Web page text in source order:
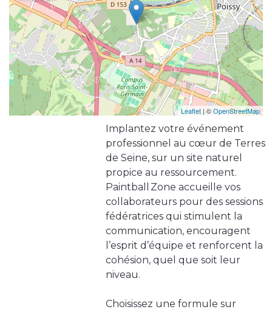
Leaflet| ©OpenStreetMap
Implantez votre événement
professionnel au cœur de Terres
de Seine, sur un site naturel
propice au ressourcement.
Paintball Zone accueille vos
collaborateurs pour des sessions
fédératrices qui stimulent la
communication, encouragent
l’esprit d’équipe et renforcent la
cohésion, quel que soit leur
niveau.
Choisissez une formule sur